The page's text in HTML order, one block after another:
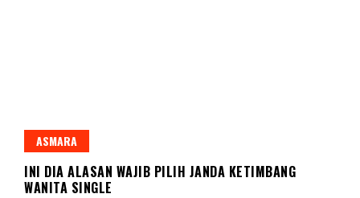
ASMARA
INI DIA ALASAN WAJIB PILIH JANDA KETIMBANG
WANITA SINGLE